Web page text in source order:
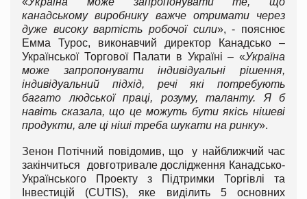
канадському виробнику важче отримати через
дуже високу вартість робочої сили», - пояснює
Емма Турос, виконавчий директор Канадсько –
Української Торгової Палати в Україні – «Україна
може запропонувати індивідуальні рішення,
індивідуальний підхід, речі які потребують
багато людської праці, розуму, таланту. Я б
навіть сказала, що це можуть бути якісь нішеві
продукти, але ці ніші треба шукати на ринку».
Зенон Потічний повідомив, що у найближчий час
закінчиться довготривале дослідження Канадсько-
Українського Проекту з Підтримки Торгівлі та
Інвестицій (CUTIS), яке виділить 5 основних